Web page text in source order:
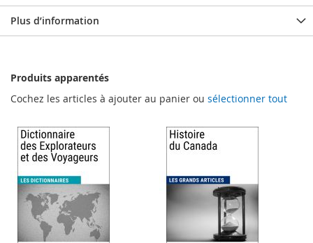
Plus d’information
Produits apparentés
Cochez les articles à ajouter au panier ou sélectionner tout